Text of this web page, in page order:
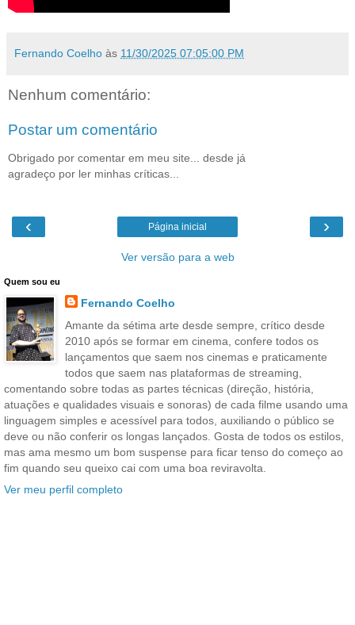
Fernando Coelho às 11/30/2025 07:05:00 PM
Nenhum comentário:
Postar um comentário
Obrigado por comentar em meu site... desde já
agradeço por ler minhas críticas...
‹ ›
Página inicial
Ver versão para a web
Quem sou eu
Fernando Coelho
Amante da sétima arte desde sempre, crítico desde
2010 após se formar em cinema, confere todos os
lançamentos que saem nos cinemas e praticamente
todos que saem nas plataformas de streaming,
comentando sobre todas as partes técnicas (direção, história,
atuações e qualidades visuais e sonoras) de cada filme usando uma
linguagem simples e acessível para todos, auxiliando o público se
deve ou não conferir os longas lançados. Gosta de todos os estilos,
mas ama mesmo um bom suspense para ficar tenso do começo ao
fim quando seu queixo cai com uma boa reviravolta.
Ver meu perfil completo